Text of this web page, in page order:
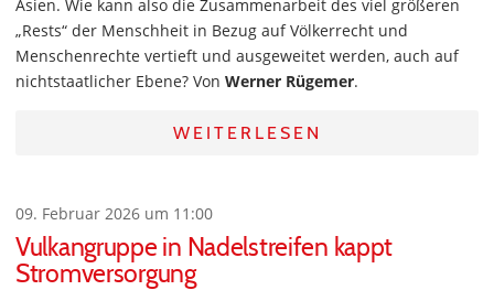
Asien. Wie kann also die Zusammenarbeit des viel größeren
„Rests“ der Menschheit in Bezug auf Völkerrecht und
Menschenrechte vertieft und ausgeweitet werden, auch auf
nichtstaatlicher Ebene? Von Werner Rügemer.
WEITERLESEN
09. Februar 2026 um 11:00
Vulkangruppe in Nadelstreifen kappt
Stromversorgung